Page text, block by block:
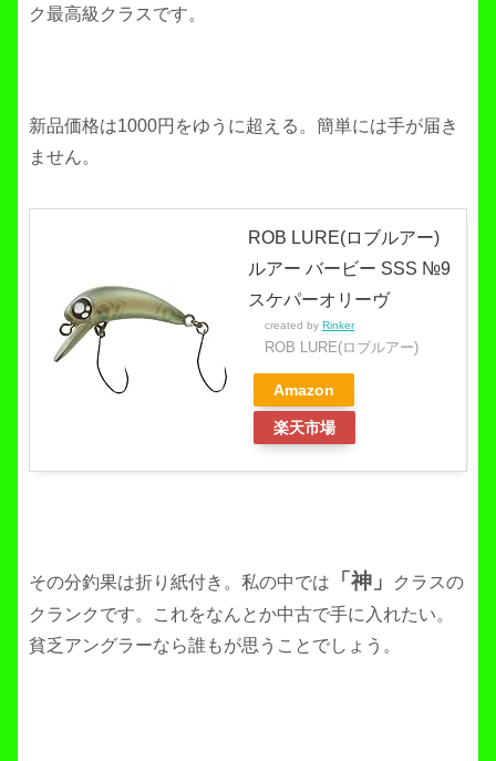
ク最高級クラスです。
新品価格は1000円をゆうに超える。簡単には手が届き
ません。
ROB LURE(ロブルアー)
ルアー バービー SSS №9
スケパーオリーヴ
created by Rinker
ROB LURE(ロブルアー)
Amazon
楽天市場
その分釣果は折り紙付き。私の中では 「神」
クラスの
クランクです。これをなんとか中古で手に入れたい。
貧乏アングラーなら誰もが思うことでしょう。